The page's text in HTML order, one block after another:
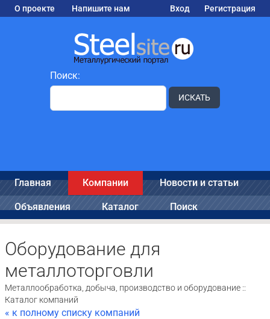
О проекте Напишите нам Вход Регистрация
Поиск:
ИСКАТЬ
Главная Компании Новости и статьи
Объявления Каталог Поиск
Оборудование для
металлоторговли
Металлообработка, добыча, производство и оборудование ::
Каталог компаний
« к полному списку компаний